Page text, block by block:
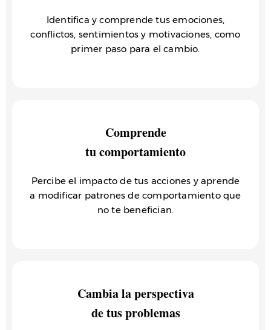
Identifica y comprende tus emociones,
conflictos, sentimientos y motivaciones, como
primer paso para el cambio.
Comprende
tu comportamiento
Percibe el impacto de tus acciones y aprende
a modificar patrones de comportamiento que
no te benefician.
Cambia la perspectiva
de tus problemas